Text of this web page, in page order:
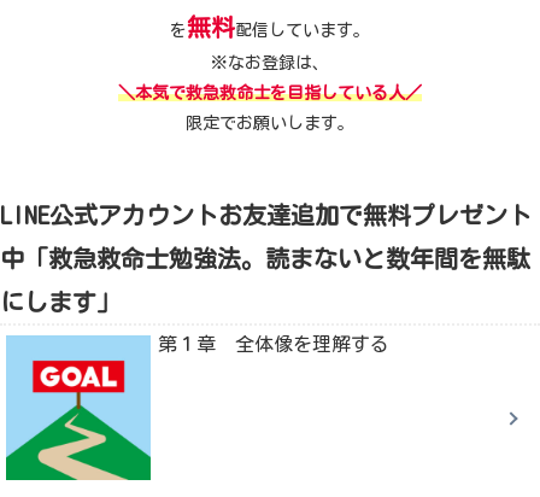
を無料配信しています。
※なお登録は、
＼本気で救急救命士を目指している人／
限定でお願いします。
LINE公式アカウントお友達追加で無料プレゼント
中「救急救命士勉強法。読まないと数年間を無駄
にします」
第１章 全体像を理解する